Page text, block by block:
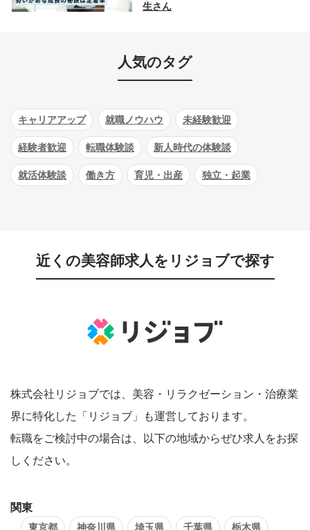
生さん
人気のタグ
キャリアアップ 就職ノウハウ 未経験歓迎
経験者歓迎 転職体験談 新人時代の体験談
就活体験談 働き方 育児・出産 独立・起業
近くの美容師求人をリジョブで探す
株式会社リジョブでは、美容・リラクゼーション・治療業
界に特化した「リジョブ」も運営しております。
転職をご検討中の場合は、以下の地域からぜひ求人をお探
しください。
関東
東京都 神奈川県 埼玉県 千葉県 栃木県